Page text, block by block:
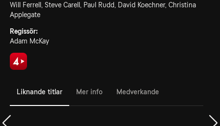
Will Ferrell, Steve Carell, Paul Rudd, David Koechner, Christina
Applegate
Regissör:
Adam McKay
Liknande titlar Mer info Medverkande